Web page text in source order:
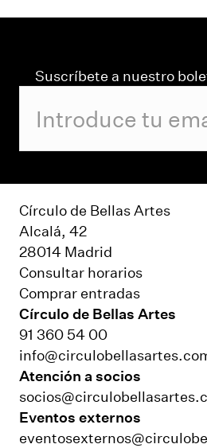
Suscríbete a nuestro
Círculo de Bellas Artes
Alcalá, 42
28014 Madrid
Consultar horarios
Comprar entradas
Círculo de Bellas Artes
91 360 54 00
Atención a socios
Eventos externos